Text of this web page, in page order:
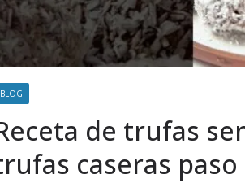
BLOG
de trufas
caseras paso